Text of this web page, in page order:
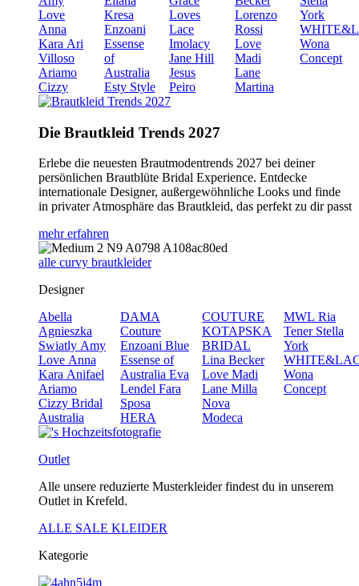
Love
Anna
Kara Ari
Villoso
Ariamo
Cizzy
Kresa
Enzoani
Essense
of
Australia
Esty Style
Loves
Lace
Imolacy
Jane Hill
Jesus
Peiro
Lorenzo
Rossi
Love
Madi
Lane
Martina
York
Wona
Concept
Die Brautkleid Trends 2027
Erlebe die neuesten Brautmodentrends 2027 bei deiner
persönlichen Brautblüte Bridal Experience. Entdecke
internationale Designer, außergewöhnliche Looks und finde
in privater Atmosphäre das Brautkleid, das perfekt zu dir passt
mehr erfahren
alle curvy brautkleider
Designer
Abella
Agnieszka
Swiatly Amy
Love Anna
Kara Anifael
Ariamo
Cizzy Bridal
Australia
DAMA
Couture
Enzoani Blue
Essense of
Australia Eva
Lendel Fara
Sposa
HERA
COUTURE
KOTAPSKA
BRIDAL
Lina Becker
Love Madi
Lane Milla
Nova
Modeca
MWL Ria
Tener Stella
York
Wona
Concept
Outlet
Alle unsere reduzierte Musterkleider findest du in unserem
Outlet in Krefeld.
ALLE SALE KLEIDER
Kategorie